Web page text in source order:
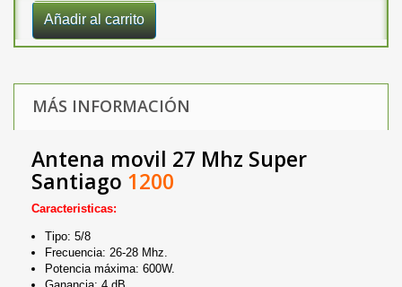
Añadir al carrito
MÁS INFORMACIÓN
Antena movil 27 Mhz Super
Santiago 1200
Caracteristicas:
Tipo: 5/8
Frecuencia: 26-28 Mhz.
Potencia máxima: 600W.